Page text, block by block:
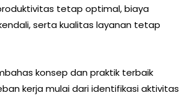
tetap optimal, biaya
serta kualitas layanan tetap
konsep dan praktik terbaik
kerja mulai dari identifikasi aktivitas